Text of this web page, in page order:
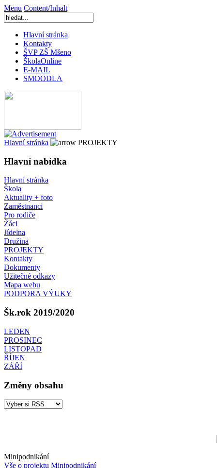
Menu Content/Inhalt
Hlavní stránka
Kontakty
ŠVP ZŠ Mšeno
ŠkolaOnline
E-MAIL
SMOODLA
Hlavní stránka PROJEKTY
Hlavní nabídka
Hlavní stránka
Škola
Aktuality + foto
Zaměstnanci
Pro rodiče
Žáci
Jídelna
Družina
PROJEKTY
Kontakty
Dokumenty
Užitečné odkazy
Mapa webu
PODPORA VÝUKY
Šk.rok 2019/2020
LEDEN
PROSINEC
LISTOPAD
ŘÍJEN
ZÁŘÍ
Změny obsahu
Minipodnikání
Vše o projektu Minipodnikání